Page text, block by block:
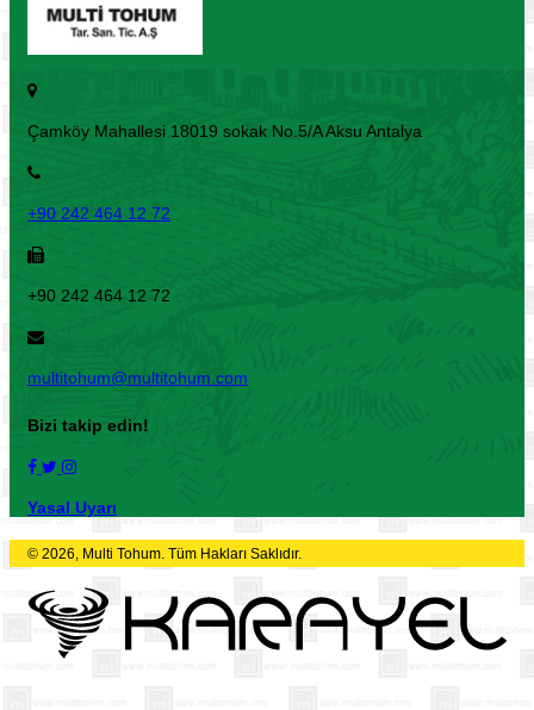
Çamköy Mahallesi 18019 sokak No.5/A Aksu Antalya
+90 242 464 12 72
+90 242 464 12 72
multitohum@multitohum.com
Bizi takip edin!
Yasal Uyarı
© 2026, Multi Tohum. Tüm Hakları Saklıdır.